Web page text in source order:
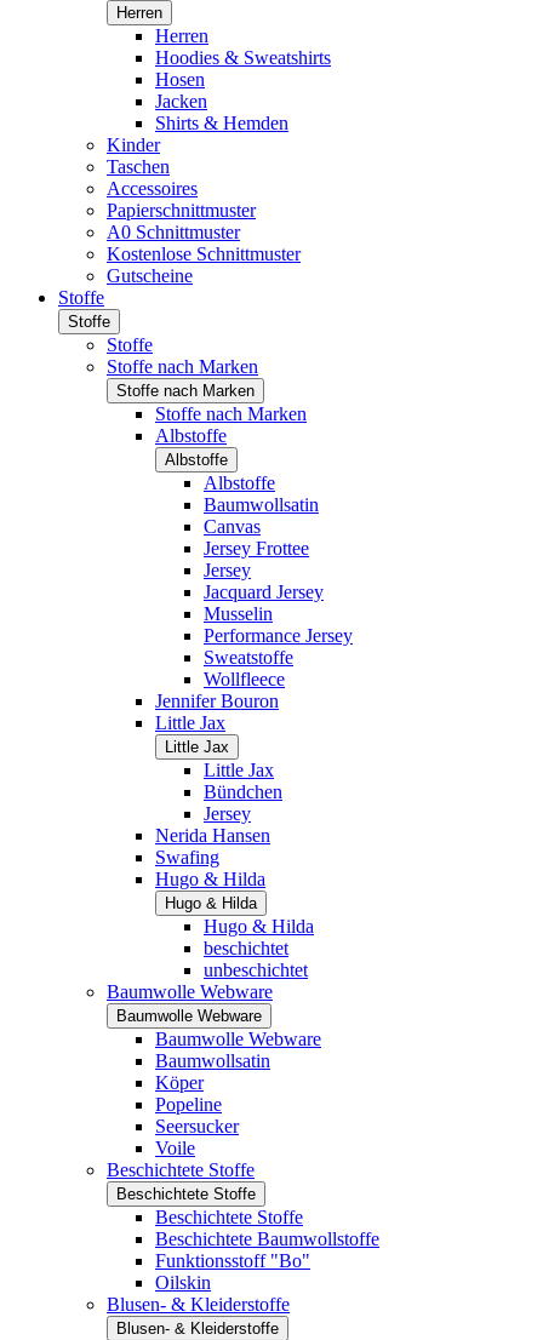
Herren
Herren
Hoodies & Sweatshirts
Hosen
Jacken
Shirts & Hemden
Kinder
Taschen
Accessoires
Papierschnittmuster
A0 Schnittmuster
Kostenlose Schnittmuster
Gutscheine
Stoffe
Stoffe
Stoffe
Stoffe nach Marken
Stoffe nach Marken
Stoffe nach Marken
Albstoffe
Albstoffe
Albstoffe
Baumwollsatin
Canvas
Jersey Frottee
Jersey
Jacquard Jersey
Musselin
Performance Jersey
Sweatstoffe
Wollfleece
Jennifer Bouron
Little Jax
Little Jax
Little Jax
Bündchen
Jersey
Nerida Hansen
Swafing
Hugo & Hilda
Hugo & Hilda
Hugo & Hilda
beschichtet
unbeschichtet
Baumwolle Webware
Baumwolle Webware
Baumwolle Webware
Baumwollsatin
Köper
Popeline
Seersucker
Voile
Beschichtete Stoffe
Beschichtete Stoffe
Beschichtete Stoffe
Beschichtete Baumwollstoffe
Funktionsstoff "Bo"
Oilskin
Blusen- & Kleiderstoffe
Blusen- & Kleiderstoffe